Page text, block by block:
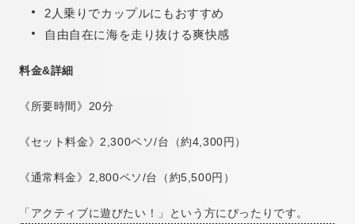
2人乗りでカップルにもおすすめ
自由自在に海を走り抜ける爽快感
料金&詳細
《所要時間》20分
《セット料金》2,300ペソ/台（約4,300円）
《通常料金》2,800ペソ/台（約5,500円）
「アクティブに遊びたい！」という方にぴったりです。